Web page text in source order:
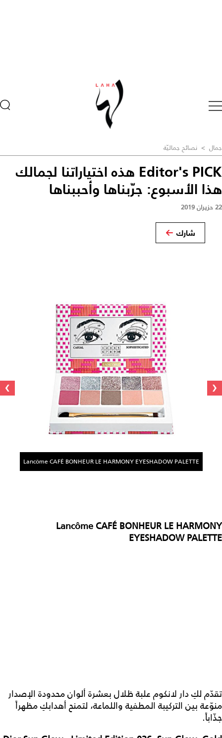
جمال > نصائح جماليّة
Editor's PICK هذه اختياراتنا لجمالك
هذا الأسبوع: جرّبناها وأحببناها
22 حزيران 2019
شارك
Lancôme CAFÉ BONHEUR LE HARMONY EYESHADOW PALETTE
‹
›
Lancôme CAFÉ BONHEUR LE HARMONY
EYESHADOW PALETTE
تقدّم لكِ دار لانكوم علبة ظلال بعشرة ألوان محدودة الإصدار
منوّعة بين التركيبة المطفية واللماعة، لتمنح أهدابكِ مظهراً
جذّاباً.